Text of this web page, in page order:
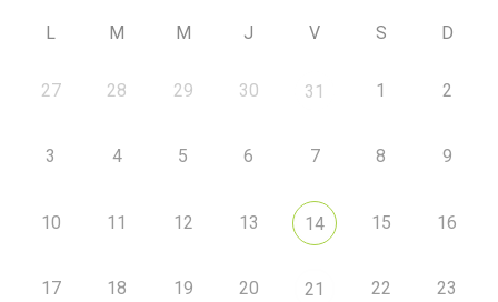
L M M J V S D
27 28 29 30 31 1 2
3 4 5 6 7 8 9
10 11 12 13 14 15 16
17 18 19 20 21 22 23